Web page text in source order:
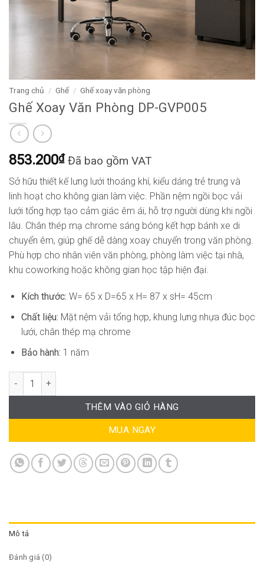
Trang chủ / Ghế / Ghế xoay văn phòng
Ghế Xoay Văn Phòng DP-GVP005
853.200₫ Đã bao gồm VAT
Sở hữu thiết kế lưng lưới thoáng khí, kiểu dáng trẻ trung và
linh hoạt cho không gian làm việc. Phần nệm ngồi bọc vải
lưới tổng hợp tạo cảm giác êm ái, hỗ trợ người dùng khi ngồi
lâu. Chân thép mạ chrome sáng bóng kết hợp bánh xe di
chuyển êm, giúp ghế dễ dàng xoay chuyển trong văn phòng.
Phù hợp cho nhân viên văn phòng, phòng làm việc tại nhà,
khu coworking hoặc không gian học tập hiện đại.
Kích thước: W= 65 x D=65 x H= 87 x sH= 45cm
Chất liệu: Mặt nệm vải tổng hợp, khung lưng nhựa đúc bọc
lưới, chân thép mạ chrome
Bảo hành: 1 năm
Ghế Xoay Văn Phòng DP-GVP005 số lượng
THÊM VÀO GIỎ HÀNG
MUA NGAY
Mô tả
Đánh giá (0)